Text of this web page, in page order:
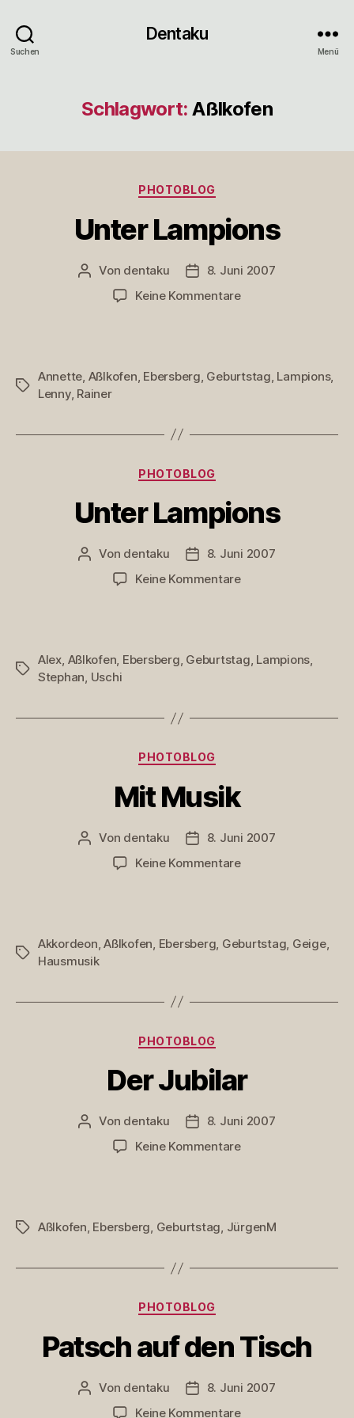
Suchen
Dentaku
Menü
Schlagwort: Aßlkofen
Kategorien
PHOTOBLOG
Unter Lampions
Beitragsautor
Von dentaku Veröffentlichungsdatum
8. Juni 2007
Keine Kommentarezu
Schlagwörter
Annette Aßlkofen Ebersberg Geburtstag Lampions,
Lenny, Rainer
Kategorien
PHOTOBLOG
Unter Lampions
Beitragsautor
Von dentaku Veröffentlichungsdatum
8. Juni 2007
Keine Kommentarezu
Schlagwörter
Alex, Aßlkofen, Ebersberg, Geburtstag, Lampions,
Stephan, Uschi
Kategorien
PHOTOBLOG
Mit Musik
Beitragsautor
Von dentaku Veröffentlichungsdatum
8. Juni 2007
Keine Kommentarezu
Schlagwörter
Akkordeon ,Aßlkofen Ebersberg Geburtstag Geige,
Hausmusik
Kategorien
PHOTOBLOG
Der Jubilar
Beitragsautor
Von dentaku Veröffentlichungsdatum
8. Juni 2007
Keine Kommentarezu
Schlagwörter
Aßlkofen, Ebersberg, Geburtstag, JürgenM
Kategorien
PHOTOBLOG
Patsch auf den Tisch
Beitragsautor
Von dentaku Veröffentlichungsdatum
8. Juni 2007
Keine Kommentarezu